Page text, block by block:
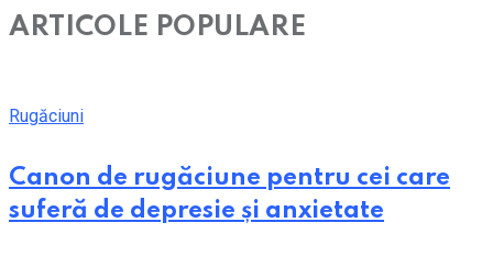
ARTICOLE POPULARE
Rugăciuni
Canon de rugăciune pentru cei care
suferă de depresie și anxietate